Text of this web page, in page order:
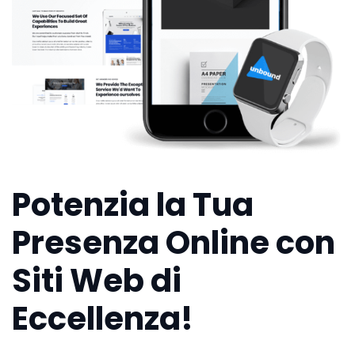
Potenzia la Tua
Presenza Online con
Siti Web di
Eccellenza!